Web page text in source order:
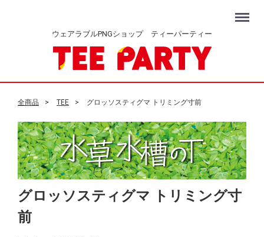
ウェアラブルPNGショップ ティーパーティー
Menu
全商品 TEE グロッソスティグマ トリミング寸前
グロッソスティグマ トリミング寸
前